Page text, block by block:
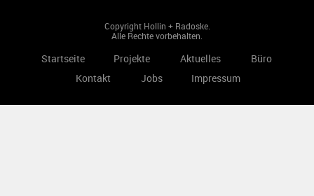
Copyright Hollin + Radoske.
Alle Rechte vorbehalten.
Startseite Projekte Aktuelles
Büro
Kontakt
Jobs Impressum